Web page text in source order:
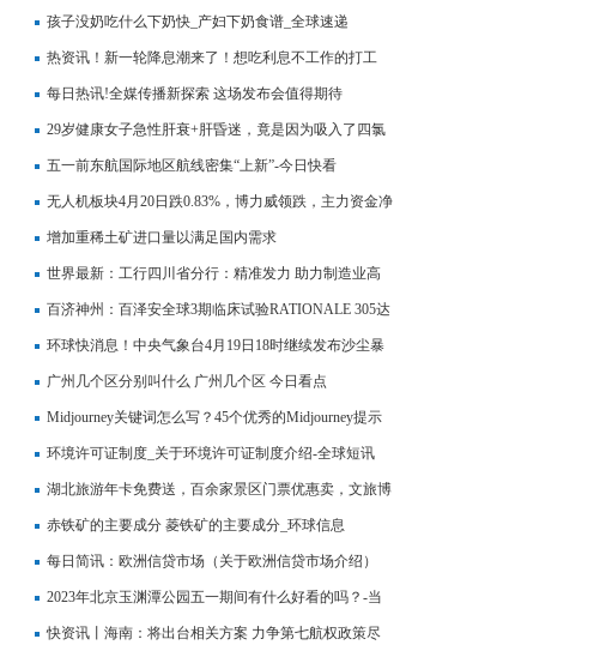
孩子没奶吃什么下奶快_产妇下奶食谱_全球速递
热资讯！新一轮降息潮来了！想吃利息不工作的打工
人，醒醒！
每日热讯!全媒传播新探索 这场发布会值得期待
29岁健康女子急性肝衰+肝昏迷，竟是因为吸入了四氯
乙烯-焦点热讯
五一前东航国际地区航线密集“上新”-今日快看
无人机板块4月20日跌0.83%，博力威领跌，主力资金净
流出8.74亿元_环球简讯
增加重稀土矿进口量以满足国内需求
世界最新：工行四川省分行：精准发力 助力制造业高
质量发展
百济神州：百泽安全球3期临床试验RATIONALE 305达
到主要终点|快消息
环球快消息！中央气象台4月19日18时继续发布沙尘暴
蓝色预警
广州几个区分别叫什么 广州几个区 今日看点
Midjourney关键词怎么写？45个优秀的Midjourney提示
词分享-世界热推荐
环境许可证制度_关于环境许可证制度介绍-全球短讯
湖北旅游年卡免费送，百余家景区门票优惠卖，文旅博
览会线上直播间惊喜多_天天滚动
赤铁矿的主要成分 菱铁矿的主要成分_环球信息
每日简讯：欧洲信贷市场（关于欧洲信贷市场介绍）
2023年北京玉渊潭公园五一期间有什么好看的吗？-当
前资讯
快资讯丨海南：将出台相关方案 力争第七航权政策尽